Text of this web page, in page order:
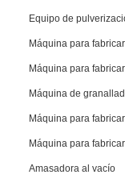
Equipo de
Máquina para
Máquina para
Máquina de
Máquina para
Máquina para
Amasadora al vacío